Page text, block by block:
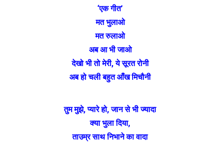
‘एक गीत’
मत भुलाओ
मत रुलाओ
अब आ भी जाओ
देखो भी तो मेरी, ये सूरत रोनी
अब हो चली बहुत आँख मिचौनी
तुम मुझे, प्यारे हो, जान से भी ज्यादा
क्या भुला दिया,
ताउम्र साथ निभाने का वादा